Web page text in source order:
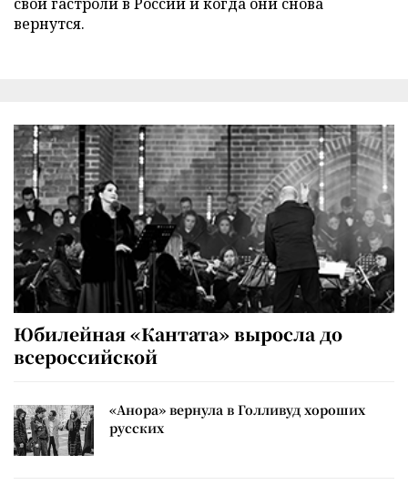
вернутся.
Юбилейная «Кантата» выросла до
всероссийской
«Анора» вернула в Голливуд хороших
русских